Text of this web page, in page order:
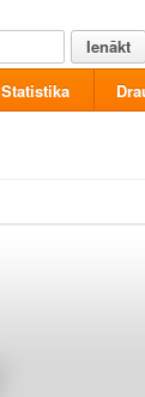
Ienākt
Statistika